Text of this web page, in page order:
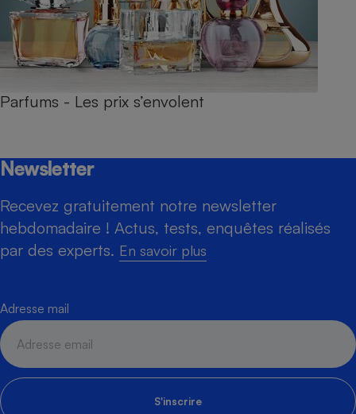
Parfums - Les prix s’envolent
Newsletter
Recevez gratuitement notre newsletter
hebdomadaire ! Actus, tests, enquêtes réalisés
par des experts. En savoir plus
Adresse mail
S'inscrire